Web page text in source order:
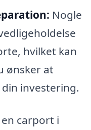
Nogle
hvilket kan
ønsker at
investering.
carport i